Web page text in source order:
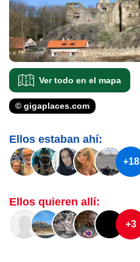
Ver todo en el mapa
© gigaplaces.com
Ellos estaban ahí:
+18
Ellos quieren allí:
+3